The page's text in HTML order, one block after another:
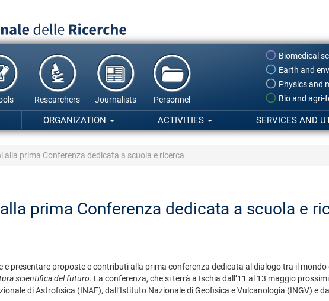
Biomedical
Earth and
Physics and
Bio and agri-
Researchers Journalists Personnel
ORGANIZATION ACTIVITIES SERVICES AND
alla prima Conferenza dedicata a scuola e ricerca
prima Conferenza dedicata a scuola e
e presentare proposte e contributi alla prima conferenza dedicata al dialogo tra il
scientifica del futuro. La conferenza, che si terrà a Ischia dall’11 al 13 maggio
di Astrofisica (INAF), dall’Istituto Nazionale di Geofisica e Vulcanologia (INGV) e